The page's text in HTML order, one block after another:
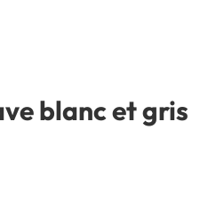
blanc et gris